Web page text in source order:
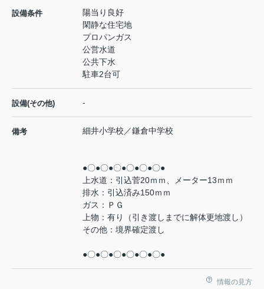
設備条件
陽当り良好
閑静な住宅地
プロパンガス
公営水道
公共下水
駐車2台可
設備(その他) -
備考 細井小学校／鎌倉中学校
●〇●〇●〇●〇●〇●〇●
上水道：引込菅20ｍｍ、メーター13ｍｍ
排水：引込済み150ｍｍ
ガス：ＰＧ
上物：有り（引き渡しまでに解体更地渡し）
その他：境界確定渡し
●〇●〇●〇●〇●〇●〇●
情報の見方